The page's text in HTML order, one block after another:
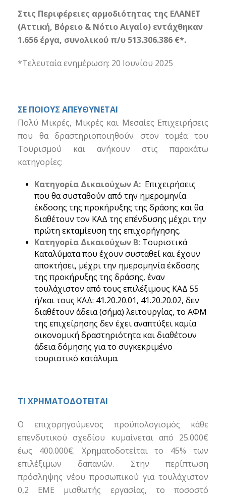
Στις Περιφέρειες αρμοδιότητας της ΕΛΑΝΕΤ
(Αττική, Βόρειο & Νότιο Αιγαίο) εντάχθηκαν
1.656 έργα, συνολικού π/υ 513.306.386 €*.
*Τελευταία ενημέρωση: 20 Ιουνίου 2025
ΣΕ ΠΟΙΟΥΣ ΑΠΕΥΘΥΝΕΤΑΙ
Πολύ Μικρές, Μικρές και Μεσαίες Επιχειρήσεις
που θα δραστηριοποιηθούν στον τομέα του
Τουρισμού και ανήκουν στις παρακάτω
κατηγορίες:
Κατηγορία Δικαιούχων Α:Επιχειρήσεις
που θα συσταθούν από την ημερομηνία
έκδοσης της προκήρυξης της δράσης και θα
διαθέτουν τον ΚΑΔ της επένδυσης μέχρι την
πρώτη εκταμίευση της επιχορήγησης.
Κατηγορία Δικαιούχων Β:Τουριστικά
Καταλύματα που έχουν συσταθεί και έχουν
αποκτήσει, μέχρι την ημερομηνία έκδοσης
της προκήρυξης της δράσης, έναν
τουλάχιστον από τους επιλέξιμους ΚΑΔ 55
ή/και τους ΚΑΔ: 41.20.20.01, 41.20.20.02, δεν
διαθέτουν άδεια (σήμα) λειτουργίας, το ΑΦΜ
της επιχείρησης δεν έχει αναπτύξει καμία
οικονομική δραστηριότητα και διαθέτουν
άδεια δόμησης για το συγκεκριμένο
τουριστικό κατάλυμα.
ΤΙ ΧΡΗΜΑΤΟΔΟΤΕΙΤΑΙ
Ο επιχορηγούμενος προϋπολογισμός κάθε
επενδυτικού σχεδίου κυμαίνεται από 25.000€
έως 400.000€. Χρηματοδοτείται το 45% των
επιλέξιμων δαπανών. Στην περίπτωση
πρόσληψης νέου προσωπικού για τουλάχιστον
0,2 ΕΜΕ μισθωτής εργασίας, το ποσοστό